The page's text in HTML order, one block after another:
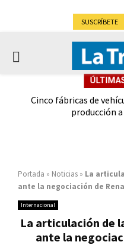
SUSCRÍBETE
PRIMARY
Cinco fábricas de
producción
Portada » Noticias » La
ante la negociación de
Internacional
La articulación de
ante la